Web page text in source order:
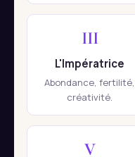
III
L'Impératrice
Abondance, fertilité,
créativité.
V